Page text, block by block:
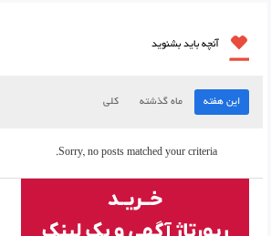
آنچه باید بشنوید
این هفته ماه گذشته کلی
Sorry, no posts matched your criteria.